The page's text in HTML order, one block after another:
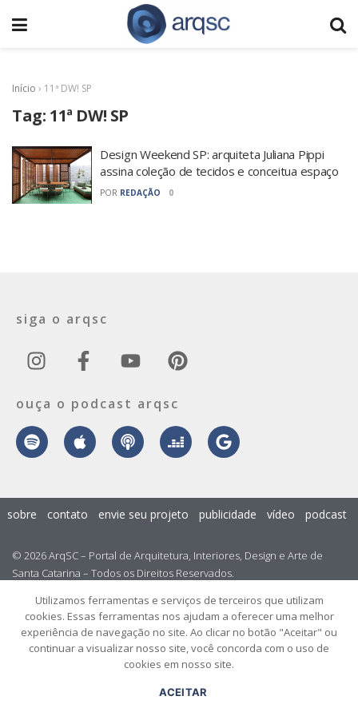
Início › 11ª DW! SP
Tag: 11ª DW! SP
Design Weekend SP: arquiteta Juliana Pippi
assina coleção de tecidos e conceitua espaço
POR REDAÇÃO 0
siga o arqsc
ouça o podcast arqsc
© 2026 ArqSC – Portal de Arquitetura, Interiores, Design e Arte de
Santa Catarina – Todos os Direitos Reservados.
sobre contato envie seu projeto publicidade vídeo podcast
Utilizamos ferramentas e serviços de terceiros que utilizam
cookies. Essas ferramentas nos ajudam a oferecer uma melhor
experiência de navegação no site. Ao clicar no botão "Aceitar" ou
continuar a visualizar nosso site, você concorda com o uso de
cookies em nosso site.
ACEITAR